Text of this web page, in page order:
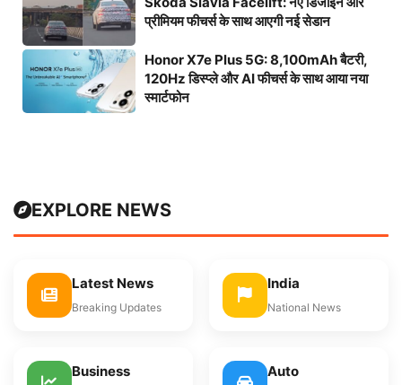
प्रीमियम फीचर्स के साथ आएगी नई सेडान
Honor X7e Plus 5G: 8,100mAh बैटरी,
120Hz डिस्प्ले और AI फीचर्स के साथ आया नया
स्मार्टफोन
EXPLORE NEWS
Latest News
Breaking Updates
India
National News
Business Auto